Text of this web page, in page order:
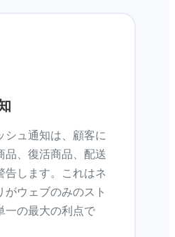
シュ通知は、顧客に
品、復活商品、配送
告します。これはネ
がウェブのみのスト
一の最大の利点で